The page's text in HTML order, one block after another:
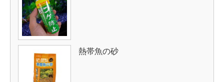
熱帯魚の砂